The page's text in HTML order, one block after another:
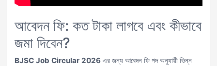
আবেদন ফি: কত টাকা লাগবে এবং কীভাবে
জমা দিবেন?
BJSC Job Circular 2026 এর জন্য আবেদন ফি পদ অনুযায়ী ভিন্ন